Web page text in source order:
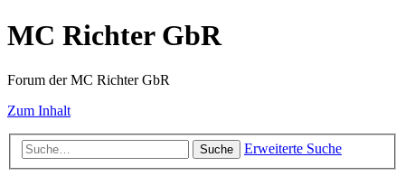
MC Richter GbR
Forum der MC Richter GbR
Zum Inhalt
Suche Erweiterte Suche